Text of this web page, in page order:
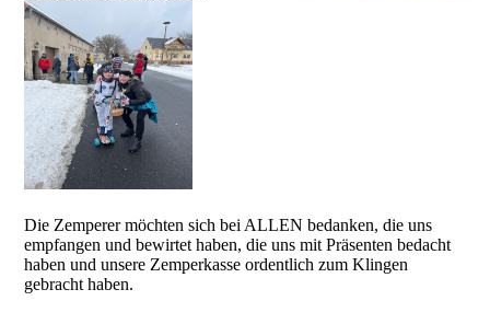
Die Zemperer möchten sich bei ALLEN bedanken, die uns
empfangen und bewirtet haben, die uns mit Präsenten bedacht
haben und unsere Zemperkasse ordentlich zum Klingen
gebracht haben.